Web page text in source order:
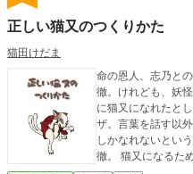
正しい猫又のつくりかた
猫田けだま
命の恩人、志乃と
徹。けれども、妖怪
に猫又になれたと
ザ。言葉を話す以
しかなれないという。 それでも猫又になることを選
徹。 猫又にな